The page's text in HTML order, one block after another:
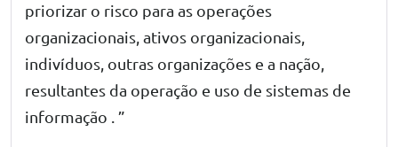
priorizar o risco para as operações
organizacionais, ativos organizacionais,
indivíduos, outras organizações e a nação,
resultantes da operação e uso de sistemas de
informação . ”